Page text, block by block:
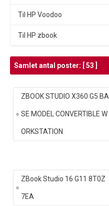
Til HP Voodoo
Til HP zbook
Samlet antal poster: [ 53 ]
ZBOOK STUDIO X360 G5 BA
SE MODEL CONVERTIBLE W
ORKSTATION
ZBook Studio 16 G11 8T0Z
7EA